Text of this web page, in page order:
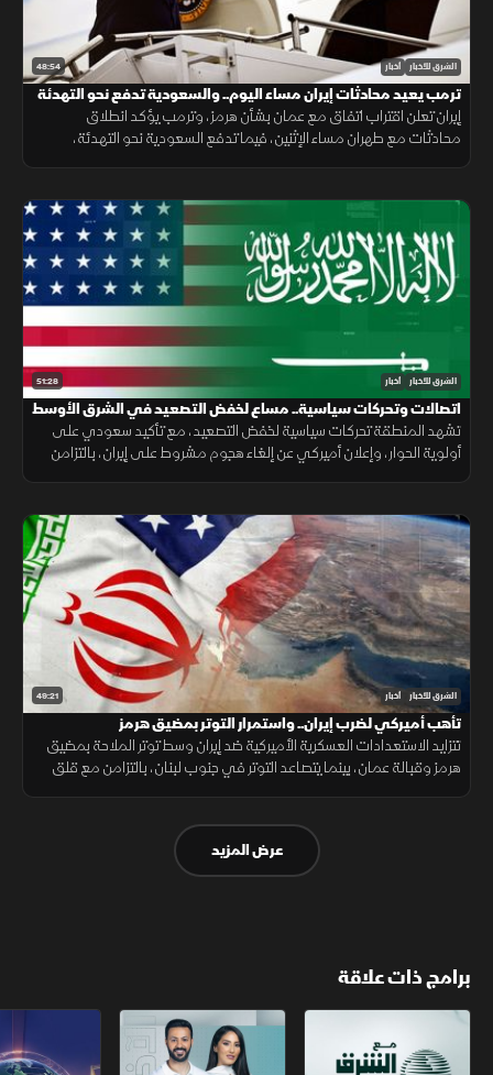
48:54 الشرق للأخبار أخبار
ترمب يعيد محادثات إيران مساء اليوم.. والسعودية تدفع نحو التهدئة
إيران تعلن اقتراب اتفاق مع عمان بشأن هرمز، وترمب يؤكد انطلاق
محادثات مع طهران مساء الإثنين، فيما تدفع السعودية نحو التهدئة،
51:28 الشرق للأخبار أخبار
اتصالات وتحركات سياسية.. مساع لخفض التصعيد في الشرق الأوسط
تشهد المنطقة تحركات سياسية لخفض التصعيد، مع تأكيد سعودي على
أولوية الحوار، وإعلان أميركي عن إلغاء هجوم مشروط على إيران، بالتزامن
49:21 الشرق للأخبار أخبار
تأهب أميركي لضرب إيران.. واستمرار التوتر بمضيق هرمز
تتزايد الاستعدادات العسكرية الأميركية ضد إيران وسط توتر الملاحة بمضيق
هرمز وقبالة عمان، بينما يتصاعد التوتر في جنوب لبنان، بالتزامن مع قلق
عرض المزيد
برامج ذات علاقة
مع الشرق الأوسط الخبر الآخر تقارير الشرق